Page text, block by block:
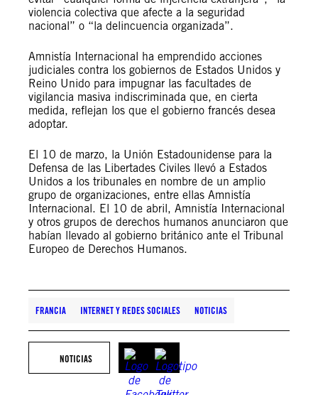
violencia colectiva que afecte a la seguridad
nacional” o “la delincuencia organizada”.
Amnistía Internacional ha emprendido acciones
judiciales contra los gobiernos de Estados Unidos y
Reino Unido para impugnar las facultades de
vigilancia masiva indiscriminada que, en cierta
medida, reflejan los que el gobierno francés desea
adoptar.
El 10 de marzo, la Unión Estadounidense para la
Defensa de las Libertades Civiles llevó a Estados
Unidos a los tribunales en nombre de un amplio
grupo de organizaciones, entre ellas Amnistía
Internacional. El 10 de abril, Amnistía Internacional
y otros grupos de derechos humanos anunciaron que
habían llevado al gobierno británico ante el Tribunal
Europeo de Derechos Humanos.
FRANCIA INTERNET Y REDES SOCIALES NOTICIAS
NOTICIAS